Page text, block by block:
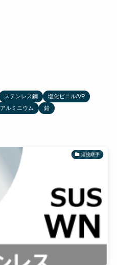
ステンレス鋼
塩化ビニル/VP
アルミニウム 鉛
溶接継手